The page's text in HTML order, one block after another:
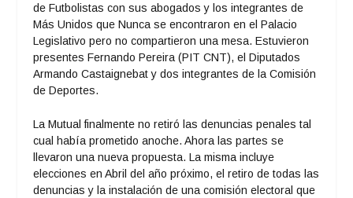
de Futbolistas con sus abogados y los integrantes de
Más Unidos que Nunca se encontraron en el Palacio
Legislativo pero no compartieron una mesa. Estuvieron
presentes Fernando Pereira (PIT CNT), el Diputados
Armando Castaignebat y dos integrantes de la Comisión
de Deportes.
La Mutual finalmente no retiró las denuncias penales tal
cual había prometido anoche. Ahora las partes se
llevaron una nueva propuesta. La misma incluye
elecciones en Abril del año próximo, el retiro de todas las
denuncias y la instalación de una comisión electoral que